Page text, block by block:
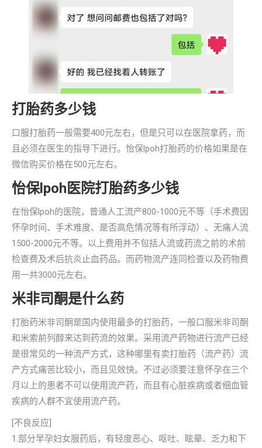
打胎药多少钱
口服打胎药一般需要400元左右，但是只可以在医院拿药，而
且必须在医生的指导下进行。怡保lpoh打胎药的价格如果是在
微信购买价格在500元左右。
怡保lpoh医院打胎药多少钱
在怡保lpoh的医院，普通人工流产800-1000元不等（手术费因
怀孕时间、手术难度、是否高危情况等有所浮动）、无痛人流
1500-2000元不等。以上费用并不包括人流或药流之前的术前
检查费及术后抗炎止血药品。而药物流产连同检查以及药物费
用一共3000元左右。
米非司酮是什么药
打胎药米非司酮是国内使用最多的打胎药，一般口服米非司酮
和米索前列醇来达到药流的效果。采用流产药物进行流产已经
是很常见的一种流产方式，这种哪里有卖打胎药（流产药）流
产方式痛苦比较小，而且见效快。不过必须要注意怀孕在三个
月以上的患者不可以使用流产药，而且有心脏疾病或者细血管
疾病的人群不宜使用流产药。
[不良反应]
1.部分早孕妇女服药后，有轻度恶心、呕吐、眩晕、乏力和下